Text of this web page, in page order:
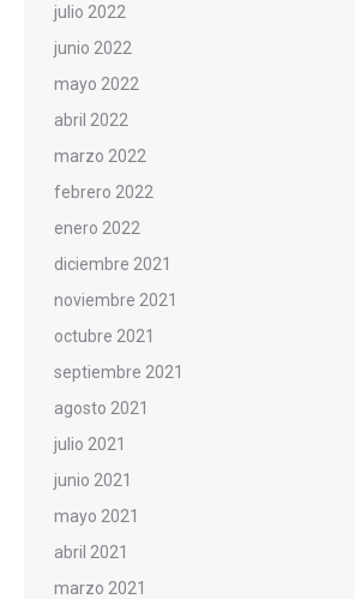
julio 2022
junio 2022
mayo 2022
abril 2022
marzo 2022
febrero 2022
enero 2022
diciembre 2021
noviembre 2021
octubre 2021
septiembre 2021
agosto 2021
julio 2021
junio 2021
mayo 2021
abril 2021
marzo 2021